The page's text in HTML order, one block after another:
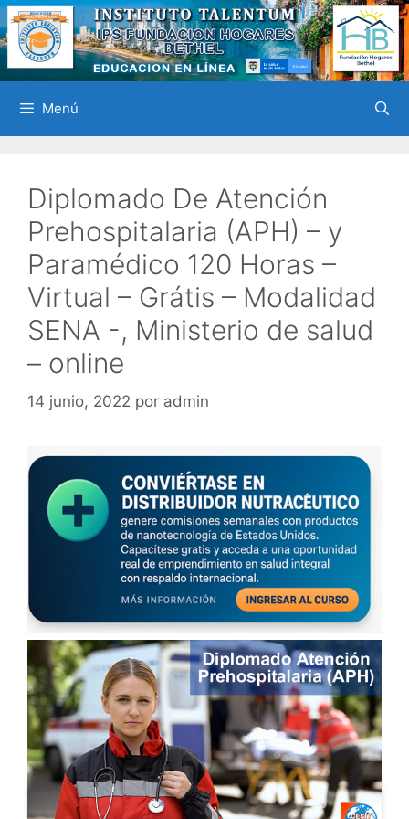
Saltar
al
contenido
Menú
Diplomado De Atención
Prehospitalaria (APH) – y
Paramédico 120 Horas –
Virtual – Grátis – Modalidad
SENA -, Ministerio de salud
– online
14 junio, 2022 por admin